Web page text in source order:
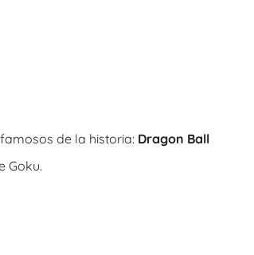
de la historia: Dragon Ball
Goku.